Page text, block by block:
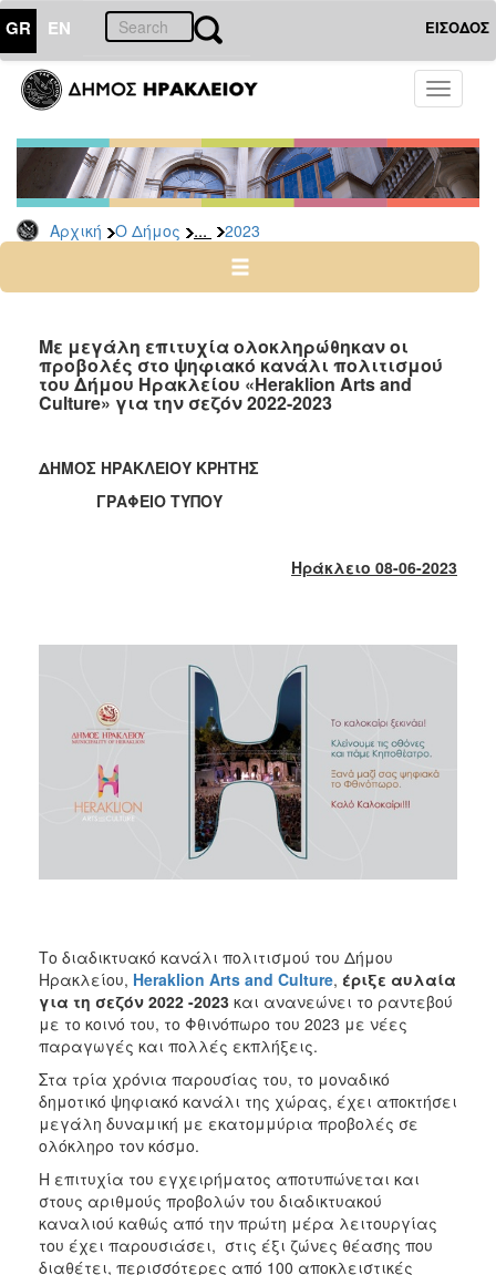
GR EN ΕΙΣΟΔΟΣ
Toggle
Αρχική Ο Δήμος ... 2023
ΔΗΜΟΣ
Δελτία
Τύπου
Αρχείο
2026
2024
2022
2021
2019
2018
2011
2010
2006
ΠΟΛΙΤΙΣΜΟΣ
ΑΝΘΕΚΤΙΚΗ
ΠΟΛΗ
Με μεγάλη επιτυχία ολοκληρώθηκαν οι
προβολές στο ψηφιακό κανάλι πολιτισμού
του Δήμου Ηρακλείου «Heraklion Arts and
Culture» για την σεζόν 2022-2023
ΔΗΜΟΣ ΗΡΑΚΛΕΙΟΥ ΚΡΗΤΗΣ
ΓΡΑΦΕΙΟ ΤΥΠΟΥ
Ηράκλειο 08-06-2023
Το διαδικτυακό κανάλι πολιτισμού του Δήμου
Ηρακλείου, Heraklion Arts and Culture, έριξε αυλαία
για τη σεζόν 2022 -2023 και ανανεώνει το ραντεβού
με το κοινό του, το Φθινόπωρο του 2023 με νέες
παραγωγές και πολλές εκπλήξεις.
Στα τρία χρόνια παρουσίας του, το μοναδικό
δημοτικό ψηφιακό κανάλι της χώρας, έχει αποκτήσει
μεγάλη δυναμική με εκατομμύρια προβολές σε
ολόκληρο τον κόσμο.
Η επιτυχία του εγχειρήματος αποτυπώνεται και
στους αριθμούς προβολών του διαδικτυακού
καναλιού καθώς από την πρώτη μέρα λειτουργίας
του έχει παρουσιάσει, στις έξι ζώνες θέασης που
διαθέτει, περισσότερες από 100 αποκλειστικές